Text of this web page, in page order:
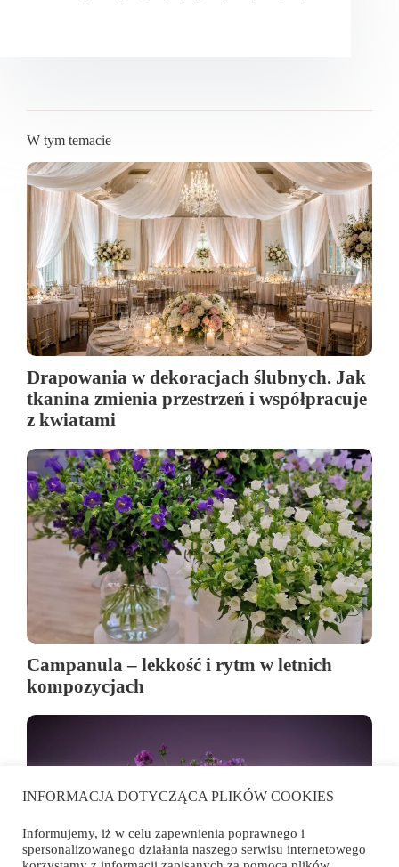
W tym temacie
Drapowania w dekoracjach ślubnych. Jak
tkanina zmienia przestrzeń i współpracuje
z kwiatami
Campanula – lekkość i rytm w letnich
kompozycjach
INFORMACJA DOTYCZĄCA PLIKÓW COOKIES
Informujemy, iż w celu zapewnienia poprawnego i
spersonalizowanego działania naszego serwisu internetowego